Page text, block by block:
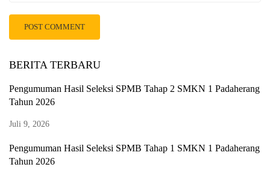
BERITA TERBARU
Pengumuman Hasil Seleksi SPMB Tahap 2 SMKN 1 Padaherang
Tahun 2026
Juli 9, 2026
Pengumuman Hasil Seleksi SPMB Tahap 1 SMKN 1 Padaherang
Tahun 2026